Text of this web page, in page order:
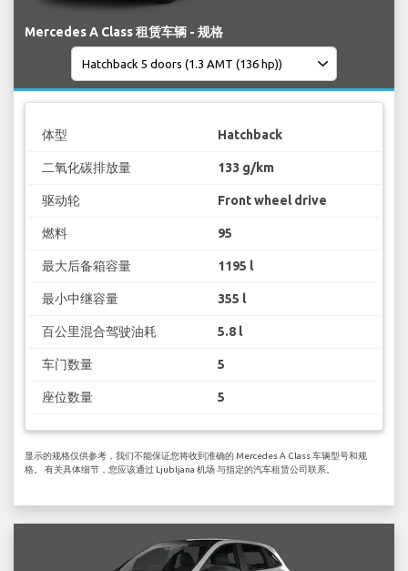
Mercedes A Class 租赁车辆 - 规格
体型 Hatchback
二氧化碳排放量 133 g/km
驱动轮 Front wheel drive
燃料 95
最大后备箱容量 1195 l
最小中继容量 355 l
百公里混合驾驶油耗 5.8 l
车门数量 5
座位数量 5
显示的规格仅供参考，我们不能保证您将收到准确的 Mercedes A Class 车辆型号和规
格。 有关具体细节，您应该通过 Ljubljana 机场 与指定的汽车租赁公司联系。